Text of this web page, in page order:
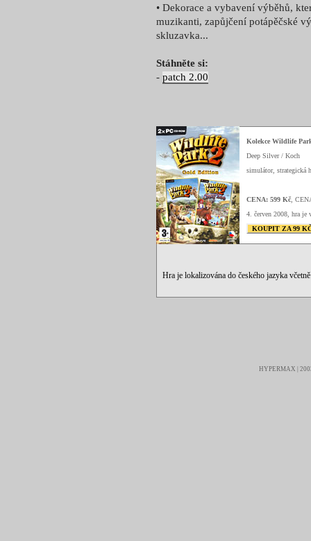
• Dekorace a vybavení výběhů,
muzikanti, zapůjčení potápěčské
skluzavka...
Stáhněte si:
- patch 2.00
Kolekce Wildlife
Deep Silver / Koch
simulátor, strategická
CENA: 599 Kč ,
4. červen 2008, hra je
KOUPIT ZA 99
Hra je lokalizována do českého jazyka
HYPERMAX |